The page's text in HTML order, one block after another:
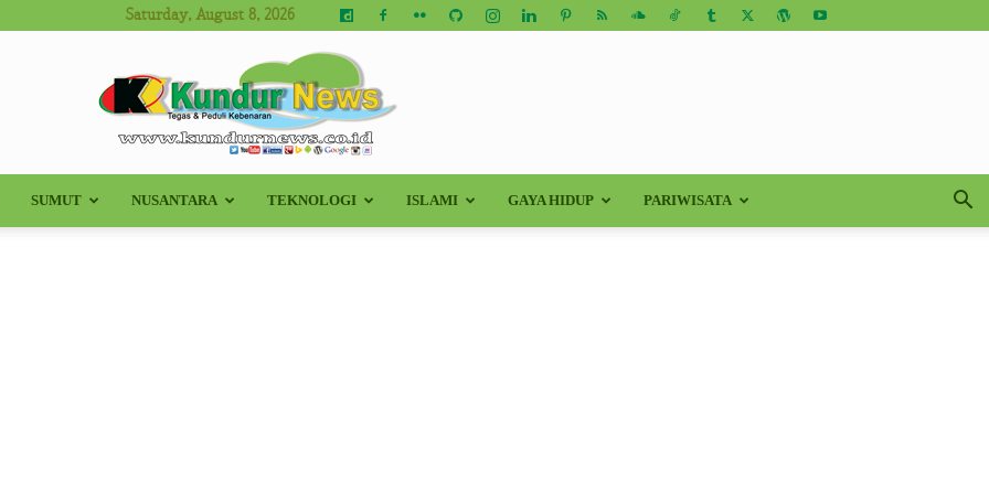
Saturday, August 8, 2026
Kundur
SUMUT NUSANTARA TEKNOLOGI ISLAMI GAYA HIDUP PARIWISATA